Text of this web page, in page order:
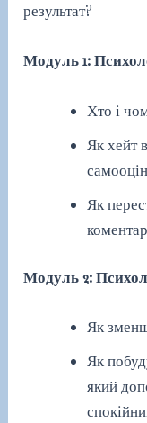
результат?
Модуль 1:
Хто і
Як хейт
Як
Модуль 2:
Як
Як
який